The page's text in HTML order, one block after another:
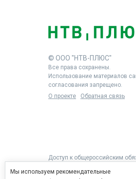
© ООО "НТВ-ПЛЮС"
Все права сохранены.
Использование материалов
согласования запрещено.
О проекте
Обратная связь
Доступ к общероссийским
Мы используем рекомендательные